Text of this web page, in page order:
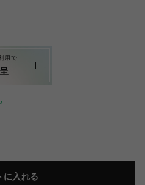
用で
に入れる